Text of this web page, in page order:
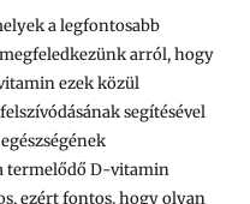
a legfontosabb
arról, hogy
ezek közül
segítésével
termelődő D-vitamin
ezért fontos, hogy olyan